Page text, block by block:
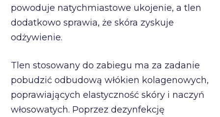
powoduje natychmiastowe ukojenie, a tlen
dodatkowo sprawia, że skóra zyskuje
odżywienie.
Tlen stosowany do zabiegu ma za zadanie
pobudzić odbudową włókien kolagenowych,
poprawiających elastyczność skóry i naczyń
włosowatych. Poprzez dezynfekcję